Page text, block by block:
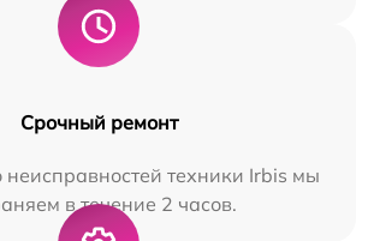
Срочный ремонт
неисправностей техники Irbis мы
в течение 2 часов.